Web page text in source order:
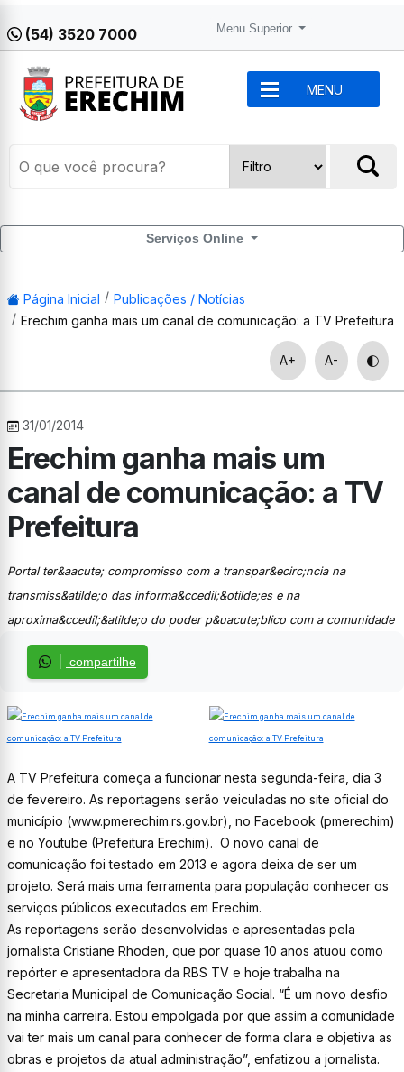
(54) 3520 7000 Menu Superior
MENU
Serviços Online
Página Inicial
Publicações / Notícias
Erechim ganha mais um canal de comunicação: a TV Prefeitura
A+ A-
31/01/2014
Erechim ganha mais um
canal de comunicação: a TV
Prefeitura
Portal ter&aacute; compromisso com a transpar&ecirc;ncia na
transmiss&atilde;o das informa&ccedil;&otilde;es e na
aproxima&ccedil;&atilde;o do poder p&uacute;blico com a comunidade
compartilhe
A TV Prefeitura começa a funcionar nesta segunda-feira, dia 3
de fevereiro. As reportagens serão veiculadas no site oficial do
município (www.pmerechim.rs.gov.br), no Facebook (pmerechim)
e no Youtube (Prefeitura Erechim). O novo canal de
comunicação foi testado em 2013 e agora deixa de ser um
projeto. Será mais uma ferramenta para população conhecer os
serviços públicos executados em Erechim.
As reportagens serão desenvolvidas e apresentadas pela
jornalista Cristiane Rhoden, que por quase 10 anos atuou como
repórter e apresentadora da RBS TV e hoje trabalha na
Secretaria Municipal de Comunicação Social. “É um novo desfio
na minha carreira. Estou empolgada por que assim a comunidade
vai ter mais um canal para conhecer de forma clara e objetiva as
obras e projetos da atual administração”, enfatizou a jornalista.